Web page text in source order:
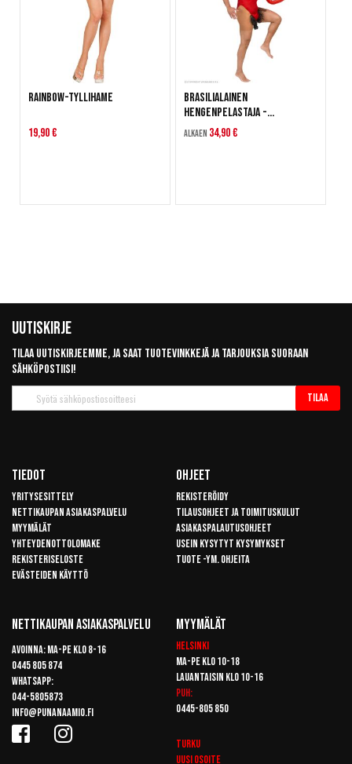
Rainbow-tyllihame
19,90 €
Brasilialainen
hengenpelastaja -
naamiaisasu
Alkaen 34,90 €
Uutiskirje
Tilaa uutiskirjeemme, ja saat tuotevinkkejä ja tarjouksia suoraan
sähköpostiisi!
uutiskirje
Tilaa
Tiedot
Yritysesittely
Nettikaupan asiakaspalvelu
Myymälät
Yhteydenottolomake
Rekisteriseloste
Evästeiden käyttö
Ohjeet
Rekisteröidy
Tilausohjeet ja toimituskulut
Asiakaspalautusohjeet
Usein kysytyt kysymykset
Tuote -ym. ohjeita
Nettikaupan Asiakaspalvelu
Avoinna: Ma-pe klo 8-16
0445 805 874
Whatsapp:
044-5805873
info@punanaamio.fi
Myymälät
Helsinki
Ma-pe klo 10-18
Lauantaisin klo 10-16
Puh:
0445-805 850
Turku
Uusi osoite